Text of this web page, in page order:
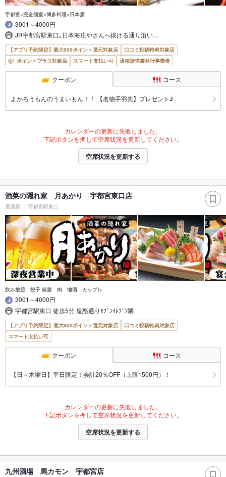
宇都宮×完全個室×博多料理×日本酒
3001～4000円
JR宇都宮駅東口｡日本海庄やさんへ抜ける通り沿い…
【アプリ予約限定】最大800ポイント還元対象店
口コミ投稿特典対象店
ポイントプラス対象店
スマート支払い可 適格請求書発行事業者
クーポン コース
よかろうもんのうまいもん！！ 【名物手羽先】プレゼント♪
カレンダーの更新に失敗しました。
下記ボタンを押して空席状況を更新してください。
空席状況を更新する
酒菜の隠れ家 月あかり 宇都宮東口店
居酒屋 宇都宮駅東口
飲み放題 餃子 個室 肉 地酒 カップル
3001～4000円
宇都宮駅東口 徒歩5分 鬼怒通りｾﾌﾞﾝｲﾚﾌﾞﾝ隣
【アプリ予約限定】最大800ポイント還元対象店
口コミ投稿特典対象店
スマート支払い可
クーポン コース
【日～木曜日】平日限定！会計20％OFF（上限1500円）！
カレンダーの更新に失敗しました。
下記ボタンを押して空席状況を更新してください。
空席状況を更新する
九州酒場 馬カモン 宇都宮店